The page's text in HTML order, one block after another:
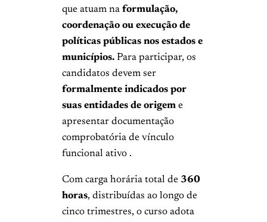
que atuam na formulação,
coordenação ou execução de
políticas públicas nos estados e
municípios. Para participar, os
candidatos devem ser
formalmente indicados por
suas entidades de origem e
apresentar documentação
comprobatória de vínculo
funcional ativo .
Com carga horária total de 360
horas, distribuídas ao longo de
cinco trimestres, o curso adota